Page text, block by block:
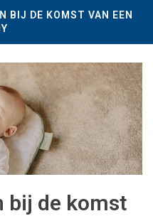
BIJ DE KOMST VAN EEN
bij de komst